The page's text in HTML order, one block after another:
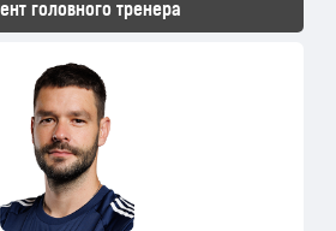
головного тренера